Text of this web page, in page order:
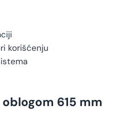
korišćenju
615 mm